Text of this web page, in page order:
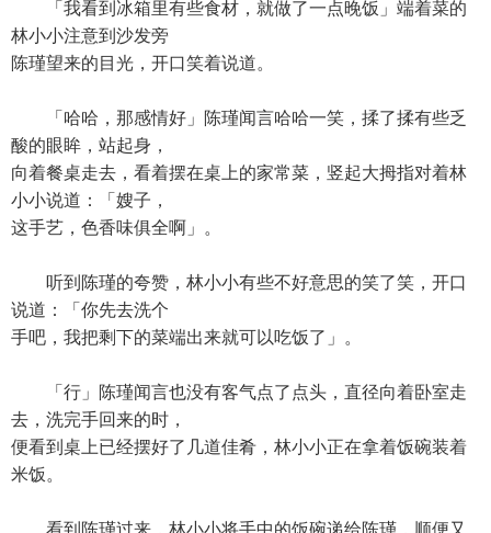
「我看到冰箱里有些食材，就做了一点晚饭」端着菜的
林小小注意到沙发旁
陈瑾望来的目光，开口笑着说道。
「哈哈，那感情好」陈瑾闻言哈哈一笑，揉了揉有些乏
酸的眼眸，站起身，
向着餐桌走去，看着摆在桌上的家常菜，竖起大拇指对着林
小小说道：「嫂子，
这手艺，色香味俱全啊」。
听到陈瑾的夸赞，林小小有些不好意思的笑了笑，开口
说道：「你先去洗个
手吧，我把剩下的菜端出来就可以吃饭了」。
「行」陈瑾闻言也没有客气点了点头，直径向着卧室走
去，洗完手回来的时，
便看到桌上已经摆好了几道佳肴，林小小正在拿着饭碗装着
米饭。
看到陈瑾过来，林小小将手中的饭碗递给陈瑾，顺便又